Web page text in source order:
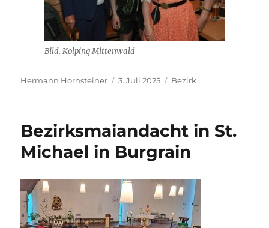
Bild. Kolping Mittenwald
Autor
Hermann Hornsteiner
Veröffentlicht
3. Juli 2025 Kategorien
Bezirk
Bezirksmaiandacht in St.
Michael in Burgrain